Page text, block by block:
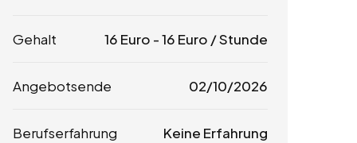
Gehalt 16 Euro -16 Euro / Stunde
Angebotsende 02/10/2026
Berufserfahrung Keine Erfahrung